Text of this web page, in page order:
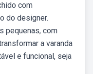
com
do designer.
pequenas, com
a varanda
e funcional, seja